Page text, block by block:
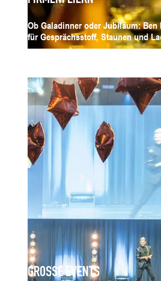
Ob Galadinner oder Jubiläum: Ben
für Gesprächsstoff, Staunen und
GROSSE EVENTS